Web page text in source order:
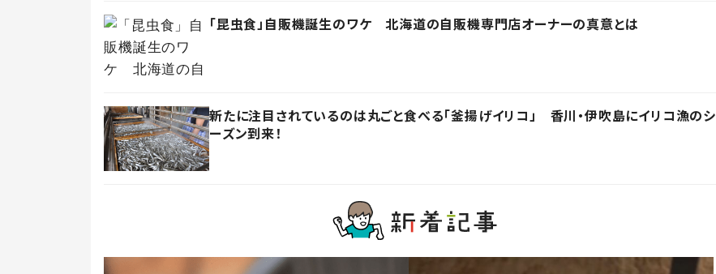
「昆虫食」自販機誕生のワケ 北海道の自販機専門店オーナーの真意とは
新たに注目されているのは丸ごと食べる「釜揚げイリコ」 香川・伊吹島にイリコ漁のシ
ーズン到来！